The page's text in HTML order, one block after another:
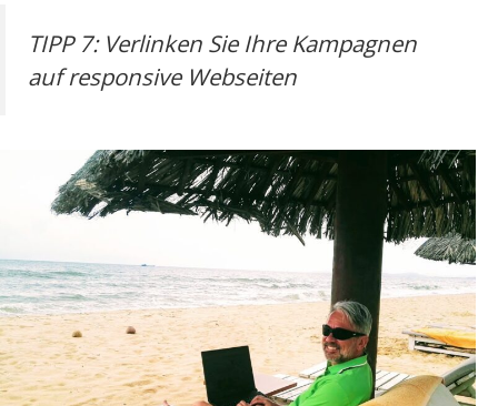
TIPP 7: Ver­lin­ken Sie Ihre Kam­pa­gnen
auf respon­si­ve Webseiten